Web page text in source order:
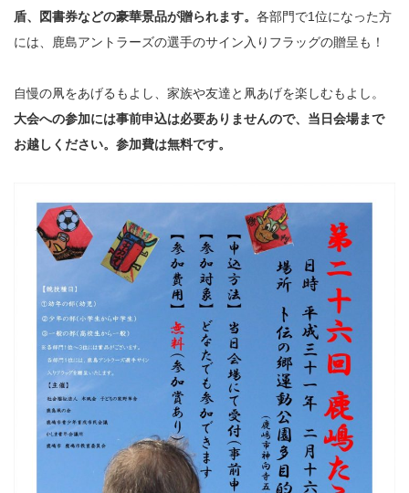
盾、図書券などの豪華景品が贈られます。 各部門で1位になった方
には、鹿島アントラーズの選手のサイン入りフラッグの贈呈も！
自慢の凧をあげるもよし、家族や友達と凧あげを楽しむもよし。
大会への参加には事前申込は必要ありませんので、当日会場まで
お越しください。参加費は無料です。